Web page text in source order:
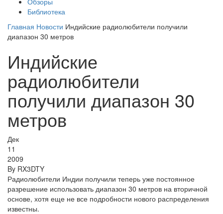
Библиотека
Главная Новости Индийские радиолюбители получили
диапазон 30 метров
Индийские
радиолюбители
получили диапазон 30
метров
Дек
11
2009
By RX3DTY
Радиолюбители Индии получили теперь уже постоянное
разрешение использовать диапазон 30 метров на вторичной
основе, хотя еще не все подробности нового распределения
известны.